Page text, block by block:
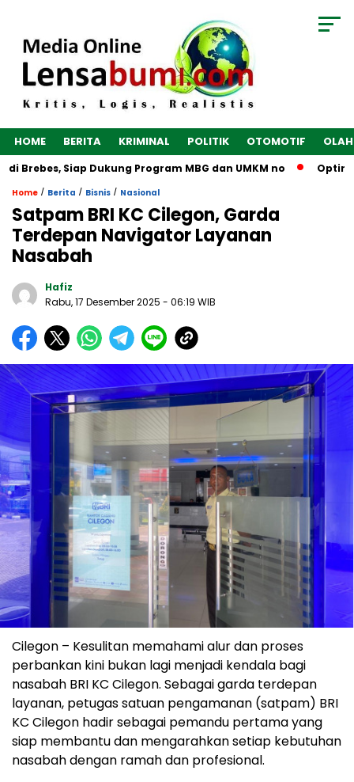
HOME BERITA KRIMINAL POLITIK OTOMOTIF
Siap Dukung Program MBG dan UMKM no
Home / Berita / Bisnis / Nasional
Satpam BRI KC Cilegon, Garda
Terdepan Navigator Layanan
Nasabah
Hafiz
Rabu, 17 Desember 2025 - 06:19 WIB
Cilegon – Kesulitan memahami alur dan proses
perbankan kini bukan lagi menjadi kendala bagi
nasabah BRI KC Cilegon. Sebagai garda terdepan
layanan, petugas satuan pengamanan (satpam) BRI
KC Cilegon hadir sebagai pemandu pertama yang
siap membantu dan mengarahkan setiap kebutuhan
nasabah dengan ramah dan profesional.